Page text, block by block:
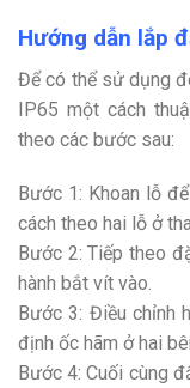
Hướng dẫn lắp
Để có thể sử dụng
IP65 một cách
theo các bước sau:
Bước 1: Khoan lỗ
cách theo hai lỗ ở
Bước 2: Tiếp theo
hành bắt vít vào.
Bước 3: Điều chỉnh
định ốc hãm ở hai
Bước 4: Cuối cùng